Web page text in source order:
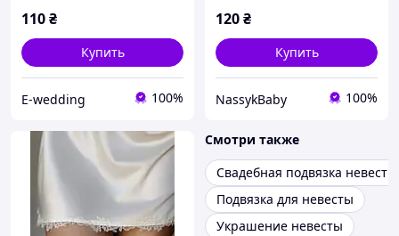
110₴
Купить
E-wedding 100%
120₴
Купить
NassykBaby 100%
Смотри также
Свадебная подвязка невесты
Подвязка для невесты
Украшение невесты